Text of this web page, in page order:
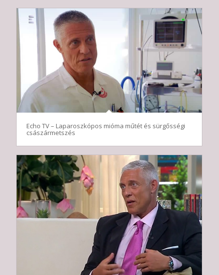
Echo TV – Laparoszkópos mióma műtét és sürgősségi
császármetszés